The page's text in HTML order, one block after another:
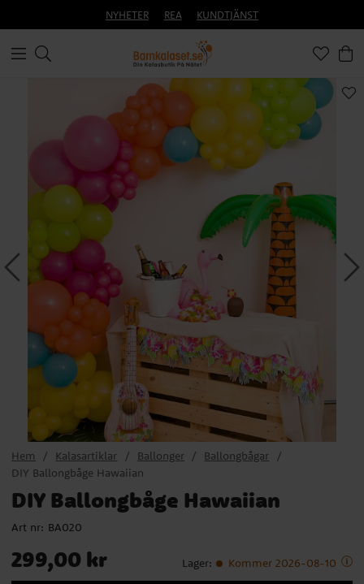
NYHETER REA KUNDTJÄNST
Hem Kalasartiklar Ballonger
Ballongbågar
DIY Ballongbåge Hawaiian
DIY Ballongbåge Hawaiian
Art nr: BA020
Pris:299,00 kr
299,00 kr Lager: Kommer 2026-08-10